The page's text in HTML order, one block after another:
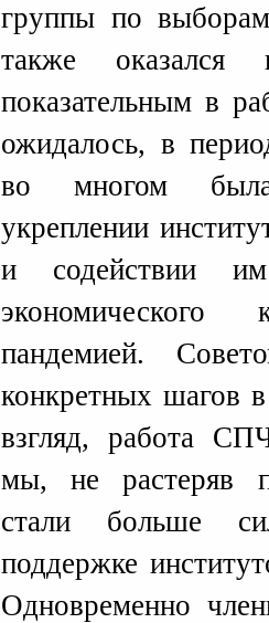
группы по
также оказался
показательным в
ожидалось, в
во многом была
укреплении
и содействии
экономического
пандемией.
конкретных шагов
взгляд, работа
мы, не растеряв
стали больше
поддержке
Одновременно